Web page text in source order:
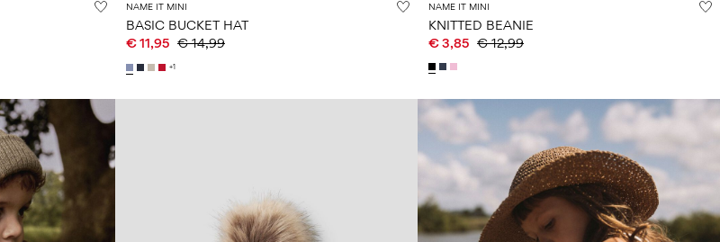
NAME IT MINI
BASIC BUCKET HAT
€ 11,95 € 14,99
+1
NAME IT MINI
KNITTED BEANIE
€ 3,85 € 12,99